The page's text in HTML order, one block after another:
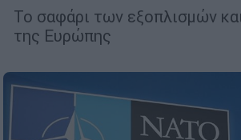
Το σαφάρι των εξοπλισμών
της Ευρώπης